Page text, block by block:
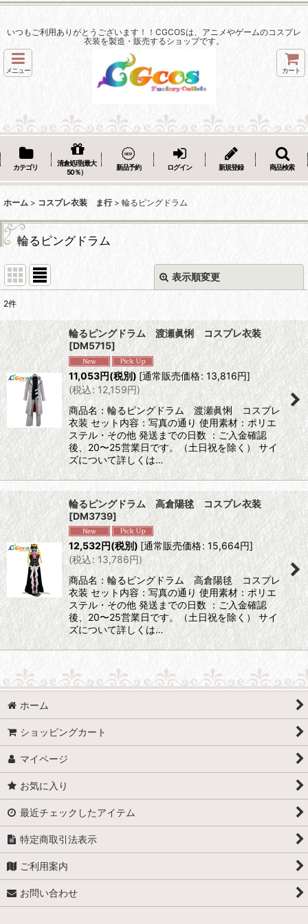
いつもご利用ありがとうございます！！CGCOSは、アニメやゲームのコスプレ
衣装を製造・販売するショップです。
メニュー カート
カテゴリ
清倉処理(最大
50％）
新品予約 ログイン 新規登録 商品検索
ホーム > コスプレ衣装 ま行 > 輪るピングドラム
輪るピングドラム
表示順変更
並び順:
絞り込む
2件
輪るピングドラム 渡瀬眞悧 コスプレ衣装
[DM5715]
11,053円(税別) [通常販売価格: 13,816円]
(税込: 12,159円)
商品名：輪るピングドラム 渡瀬眞悧 コスプレ
衣装 セット内容：写真の通り 使用素材：ポリエ
ステル・その他 発送までの日数 ：ご入金確認
後、20〜25営業日です。（土日祝を除く） サイ
ズについて詳しくは…
輪るピングドラム 高倉陽毬 コスプレ衣装
[DM3739]
12,532円(税別) [通常販売価格: 15,664円]
(税込: 13,786円)
商品名：輪るピングドラム 高倉陽毬 コスプレ
衣装 セット内容：写真の通り 使用素材：ポリエ
ステル・その他 発送までの日数 ：ご入金確認
後、20〜25営業日です。（土日祝を除く） サイ
ズについて詳しくは…
ホーム
ショッピングカート
マイページ
お気に入り
最近チェックしたアイテム
特定商取引法表示
ご利用案内
お問い合わせ